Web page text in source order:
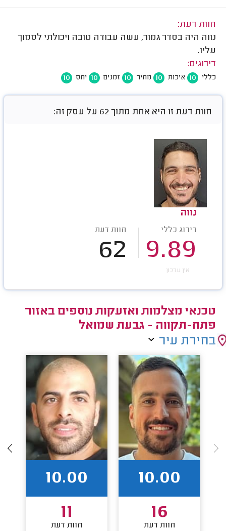
חוות דעת:
נווה היה בסדר גמור, עשה עבודה טובה ויכולתי לסמוך
עליו.
דירוגים:
כללי 10 איכות 10 מחיר 10 זמנים 10 יחס 10
חוות דעת זו היא אחת מתוך 62 על עסק זה:
נווה
דירוג כללי
9.89
חוות דעת
62
אין עדכון
טכנאי מצלמות ואזעקות נוספים באזור
פתח-תקווה - גבעת שמואל
בחירת עיר
10.00
16
חוות דעת
10.00
11
חוות דעת